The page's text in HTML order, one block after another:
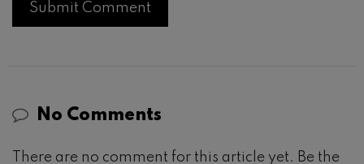
No Comments
There are no comment for this article yet. Be the